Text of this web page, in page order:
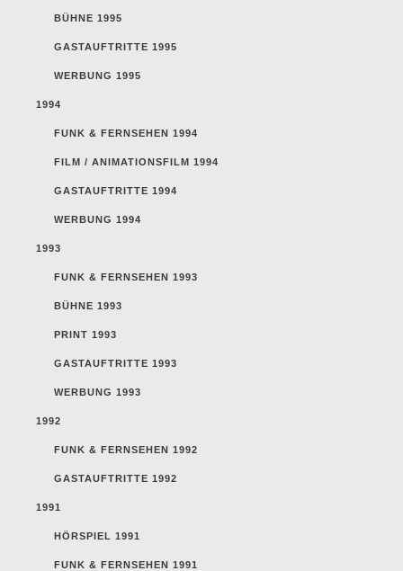
BÜHNE 1995
GASTAUFTRITTE 1995
WERBUNG 1995
1994
FUNK & FERNSEHEN 1994
FILM / ANIMATIONSFILM 1994
GASTAUFTRITTE 1994
WERBUNG 1994
1993
FUNK & FERNSEHEN 1993
BÜHNE 1993
PRINT 1993
GASTAUFTRITTE 1993
WERBUNG 1993
1992
FUNK & FERNSEHEN 1992
GASTAUFTRITTE 1992
1991
HÖRSPIEL 1991
FUNK & FERNSEHEN 1991